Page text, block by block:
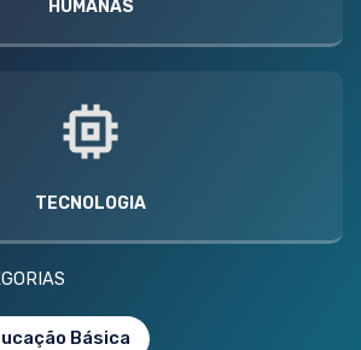
HUMANAS
TECNOLOGIA
Básica